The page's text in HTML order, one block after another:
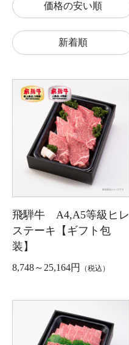
価格の安い順
新着順
飛騨牛 A4,A5等級ヒレ
ステーキ【ギフト包
装】
8,748～25,164円 （税込）